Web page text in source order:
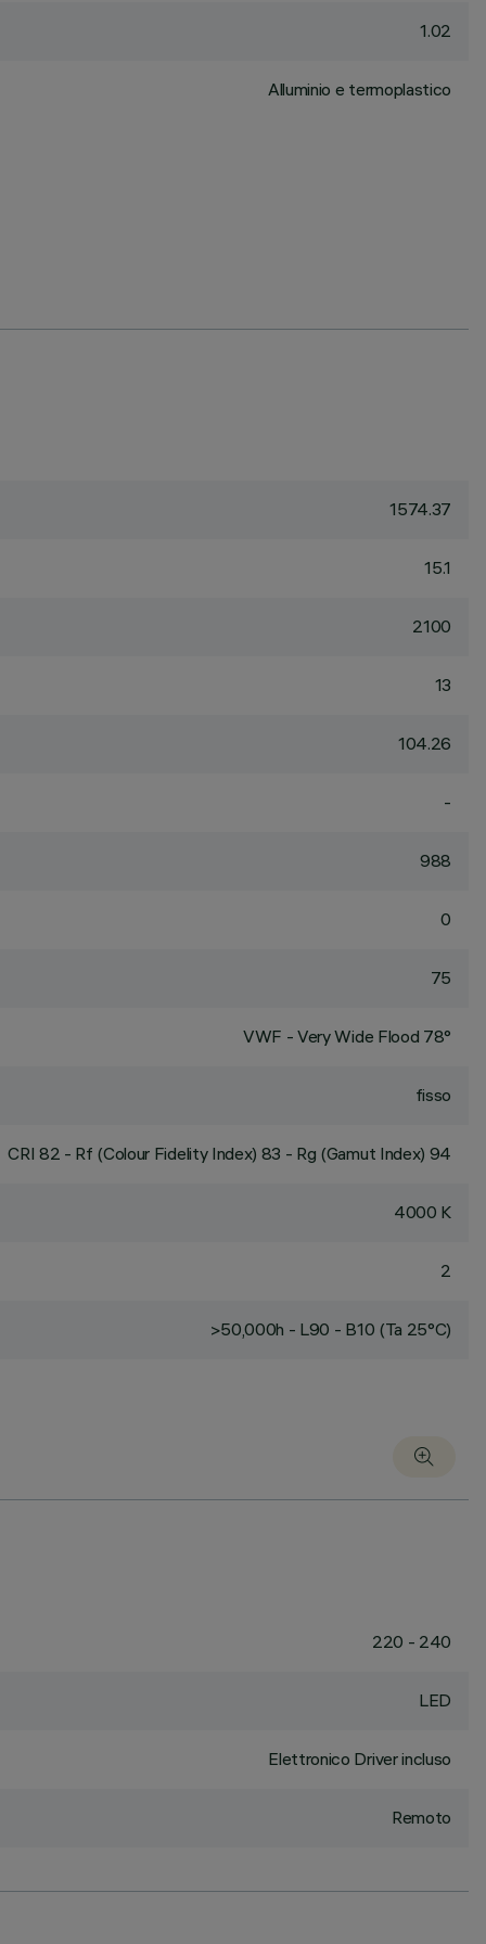
1.02
Alluminio e termoplastico
1574.37
15.1
2100
13
104.26
-
988
0
75
VWF - Very Wide Flood 78°
fisso
CRI 82 - Rf (Colour Fidelity Index) 83 - Rg (Gamut Index) 94
4000 K
2
>50,000h - L90 - B10 (Ta 25°C)
220 - 240
LED
Elettronico Driver incluso
Remoto